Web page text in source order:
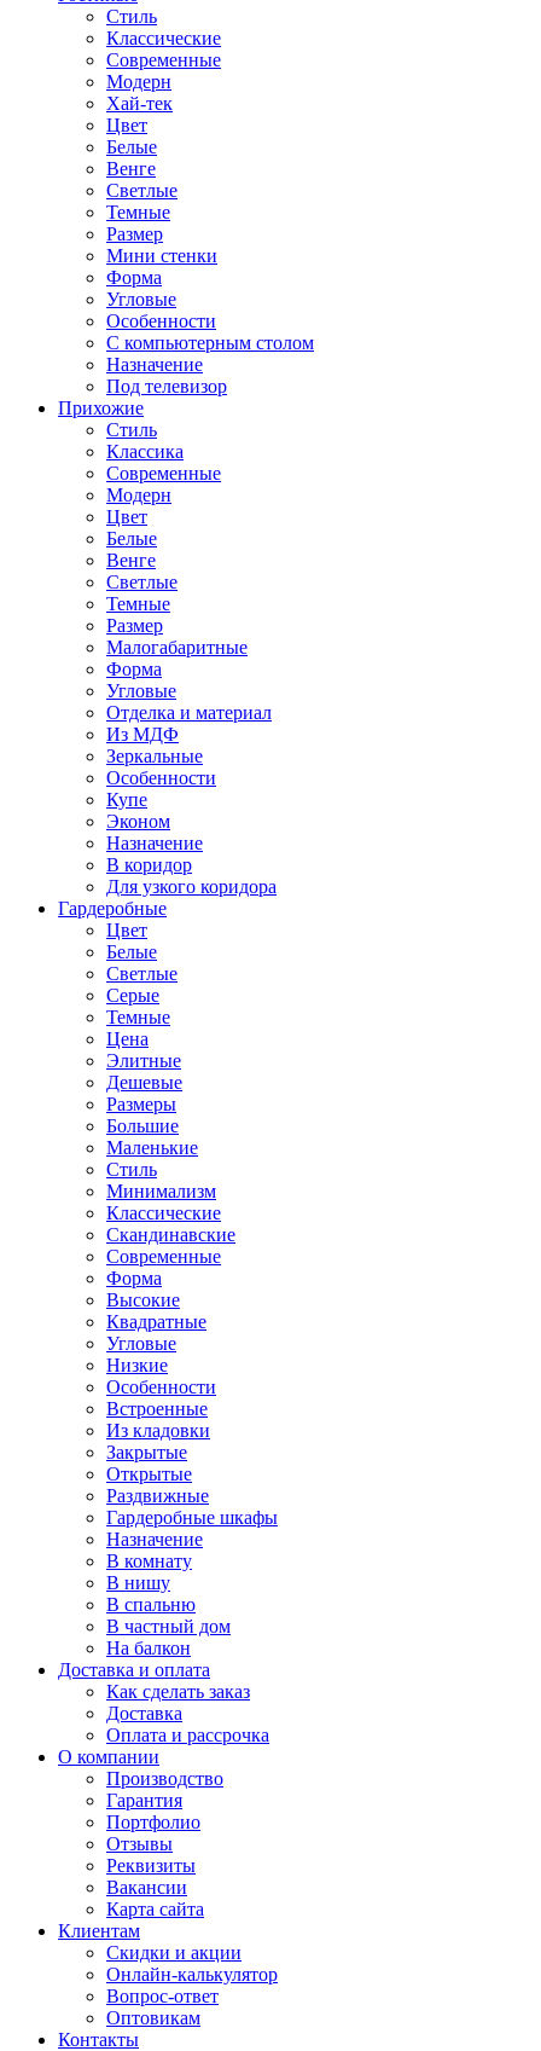
Стиль
Классические
Современные
Модерн
Хай-тек
Цвет
Белые
Венге
Светлые
Темные
Размер
Мини стенки
Форма
Угловые
Особенности
С компьютерным столом
Назначение
Под телевизор
Прихожие
Стиль
Классика
Современные
Модерн
Цвет
Белые
Венге
Светлые
Темные
Размер
Малогабаритные
Форма
Угловые
Отделка и материал
Из МДФ
Зеркальные
Особенности
Купе
Эконом
Назначение
В коридор
Для узкого коридора
Гардеробные
Цвет
Белые
Светлые
Серые
Темные
Цена
Элитные
Дешевые
Размеры
Большие
Маленькие
Стиль
Минимализм
Классические
Скандинавские
Современные
Форма
Высокие
Квадратные
Угловые
Низкие
Особенности
Встроенные
Из кладовки
Закрытые
Открытые
Раздвижные
Гардеробные шкафы
Назначение
В комнату
В нишу
В спальню
В частный дом
На балкон
Доставка и оплата
Как сделать заказ
Доставка
Оплата и рассрочка
О компании
Производство
Гарантия
Портфолио
Отзывы
Реквизиты
Вакансии
Карта сайта
Клиентам
Скидки и акции
Онлайн-калькулятор
Вопрос-ответ
Оптовикам
Контакты